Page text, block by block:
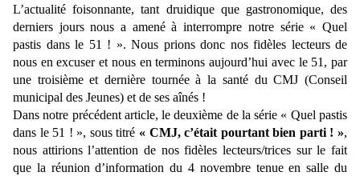
L’actualité foisonnante, tant druidique que gastronomique, des
derniers jours nous a amené à interrompre notre série « Quel
pastis dans le 51 ! ». Nous prions donc nos fidèles lecteurs de
nous en excuser et nous en terminons aujourd’hui avec le 51, par
une troisième et dernière tournée à la santé du CMJ (Conseil
municipal des Jeunes) et de ses aînés !
Dans notre précédent article, le deuxième de la série « Quel pastis
dans le 51 ! », sous titré « CMJ, c’était pourtant bien parti ! »,
nous attirions l’attention de nos fidèles lecteurs/trices sur le fait
que la réunion d’information du 4 novembre tenue en salle du